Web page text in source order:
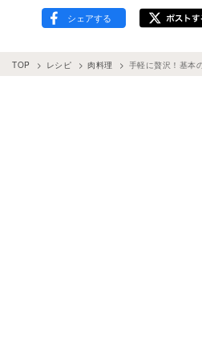
TOP レシピ 肉料理 手軽に贅沢！基本